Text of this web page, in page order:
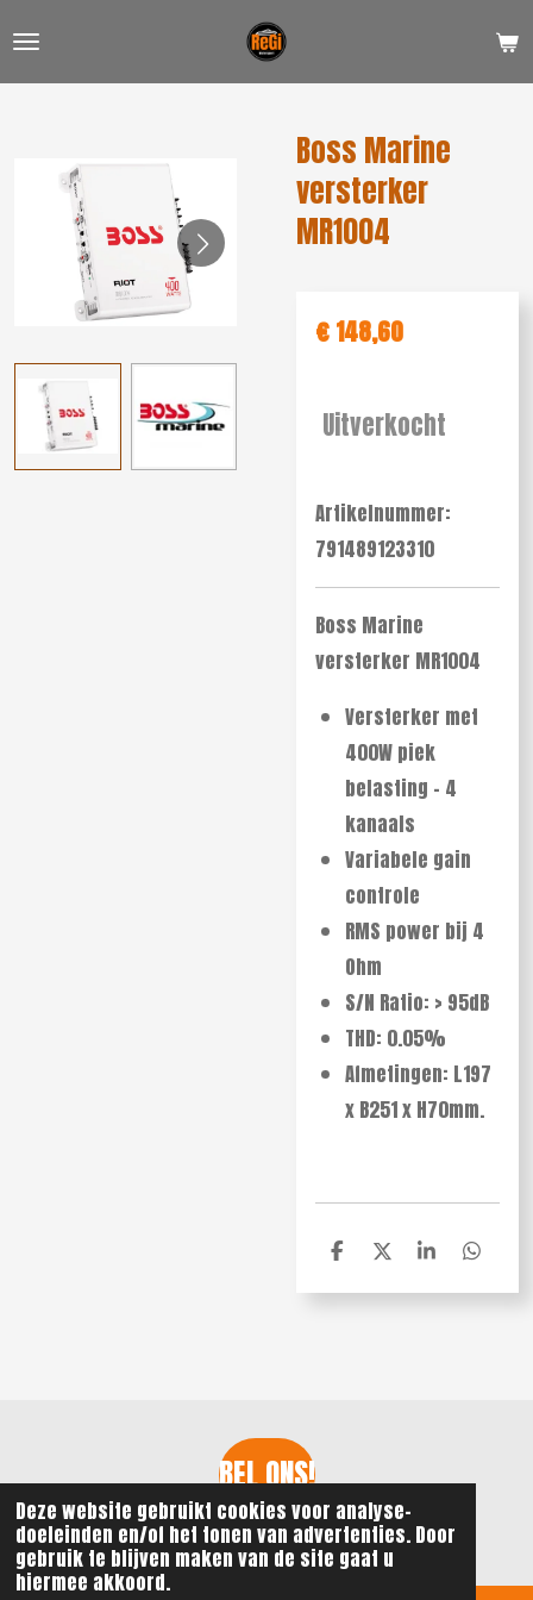
Deze website gebruikt cookies voor analyse-
doeleinden en/of het tonen van advertenties. Door
gebruik te blijven maken van de site gaat u
hiermee akkoord.
Ga
hoofdinhoud
Boss Marine
versterker
MR1004
€ 148,60
Uitverkocht
Artikelnummer:
791489123310
Boss Marine
versterker MR1004
Versterker met
400W piek
belasting - 4
kanaals
Variabele gain
controle
RMS power bij 4
Ohm
S/N Ratio: > 95dB
THD: 0.05%
Afmetingen: L197
x B251 x H70mm.
D
l
D
e
S
a
D
l
BEL ONS!
© 2021 - 2026 ReGi Watersport